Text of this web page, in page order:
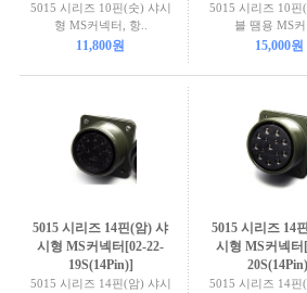
5015 시리즈 10핀(숫) 샤시
형 MS커넥터, 항..
11,800원
5015 시리즈 10핀
블 땜용 MS커
15,000원
5015 시리즈 14핀(암) 샤
시형 MS커넥터[02-22-
19S(14Pin)]
5015 시리즈 14핀(암) 샤시
5015 시리즈 14
시형 MS커넥터
5015 시리즈 14핀